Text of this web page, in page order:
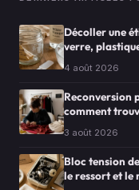
Décoller une
verre,
4 août 2026
Reconversion
comment
3 août 2026
Bloc tension
le ressort et le